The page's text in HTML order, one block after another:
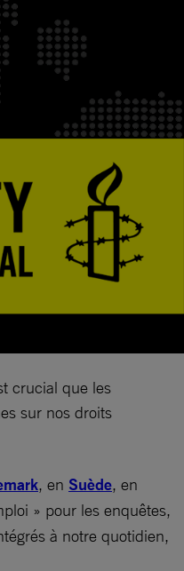
crucial que les
sur nos droits
, en Suède, en
» pour les enquêtes,
à notre quotidien,